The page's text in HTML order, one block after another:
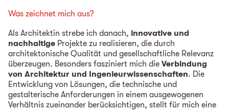
Was zeichnet mich aus?
Als Architektin strebe ich danach, innovative und
nachhaltige Projekte zu realisieren, die durch
architektonische Qualität und gesellschaftliche Relevanz
überzeugen. Besonders fasziniert mich die Verbindung
von Architektur und Ingenieurwissenschaften. Die
Entwicklung von Lösungen, die technische und
gestalterische Anforderungen in einem ausgewogenen
Verhältnis zueinander berücksichtigen, stellt für mich eine